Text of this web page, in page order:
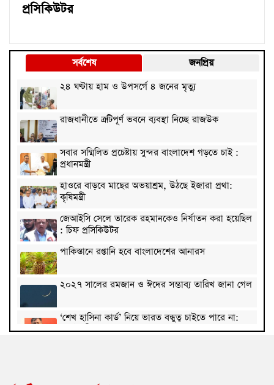
প্রসিকিউটর
সর্বশেষ
জনপ্রিয়
২৪ ঘণ্টায় হাম ও উপসর্গে ৪ জনের মৃত্যু
রাজধানীতে ত্রুটিপূর্ণ ভবনে ব্যবস্থা নিচ্ছে রাজউক
সবার সম্মিলিত প্রচেষ্টায় সুন্দর বাংলাদেশ গড়তে চাই :
প্রধানমন্ত্রী
হাওরে বাড়বে মাছের অভয়াশ্রম, উঠছে ইজারা প্রথা:
কৃষিমন্ত্রী
জেআইসি সেলে তারেক রহমানকেও নির্যাতন করা হয়েছিল
: চিফ প্রসিকিউটর
পাকিস্তানে রপ্তানি হবে বাংলাদেশের আনারস
২০২৭ সালের রমজান ও ঈদের সম্ভাব্য তারিখ জানা গেল
‘শেখ হাসিনা কার্ড’ নিয়ে ভারত বন্ধুত্ব চাইতে পারে না:
স্বরাষ্ট্রমন্ত্রী